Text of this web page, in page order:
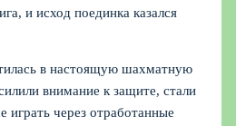
и исход поединка казался
в настоящую шахматную
внимание к защите, стали
играть через отработанные